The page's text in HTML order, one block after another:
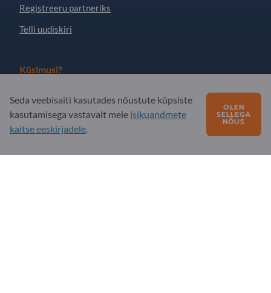
Registreeru partneriks
Telli uudiskiri
Küsimusi?
KKK - korduma kippuvad küsimused
Meie teenuste pakkumine
Seda veebisaiti kasutades nõustute küpsiste
kasutamisega vastavalt meie isikuandmete
kaitse eeskirjadele.
OLEN
SELLEGA
NÕUS